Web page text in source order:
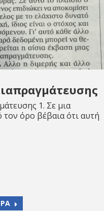
1. Σε μια
όρο βέβαια ότι αυτή